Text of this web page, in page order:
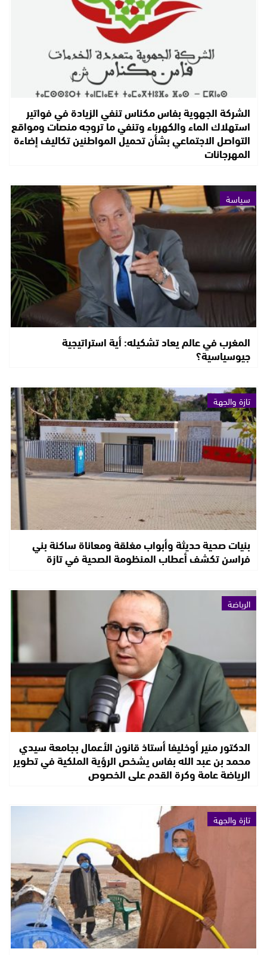
الشركة الجهوية بفاس مكناس تنفي الزيادة في فواتير
استهلاك الماء والكهرباء وتنفي ما تروجه منصات ومواقع
التواصل الاجتماعي بشأن تحميل المواطنين تكاليف إضاءة
المهرجانات
سياسة
المغرب في عالم يعاد تشكيله: أية استراتيجية
جيوسياسية؟
تازة والجهة
بنيات صحية حديثة وأبواب مغلقة ومعاناة ساكنة بني
فراسن تكشف أعطاب المنظومة الصحية في تازة
الرياضة
الدكتور منير أوخليفا أستاذ قانون الأعمال بجامعة سيدي
محمد بن عبد الله بفاس يشخص الرؤية الملكية في تطوير
الرياضة عامة وكرة القدم على الخصوص
تازة والجهة